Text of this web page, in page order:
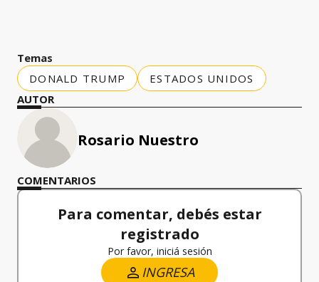
Temas
DONALD TRUMP
ESTADOS UNIDOS
AUTOR
Rosario Nuestro
COMENTARIOS
Para comentar, debés estar
registrado
Por favor, iniciá sesión
INGRESA